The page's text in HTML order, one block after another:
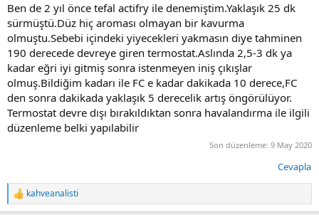
Ben de 2 yıl önce tefal actifry ile denemiştim.Yaklaşık 25 dk
sürmüştü.Düz hiç aroması olmayan bir kavurma
olmuştu.Sebebi içindeki yiyecekleri yakmasın diye tahminen
190 derecede devreye giren termostat.Aslında 2,5-3 dk ya
kadar eğri iyi gitmiş sonra istenmeyen iniş çıkışlar
olmuş.Bildiğim kadarı ile FC e kadar dakikada 10 derece,FC
den sonra dakikada yaklaşık 5 derecelik artış öngörülüyor.
Termostat devre dışı bırakıldıktan sonra havalandırma ile ilgili
düzenleme belki yapılabilir
Son düzenleme: 9 May 2020
Cevapla
T
e
kahveanalisti